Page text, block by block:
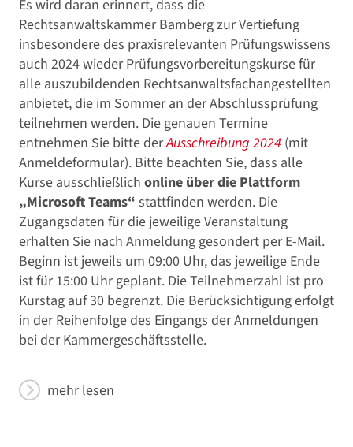
Es wird daran erinnert, dass die
Rechtsanwaltskammer Bamberg zur Vertiefung
insbesondere des praxisrelevanten Prüfungswissens
auch 2024 wieder Prüfungsvorbereitungskurse für
alle auszubildenden Rechtsanwaltsfachangestellten
anbietet, die im Sommer an der Abschlussprüfung
teilnehmen werden. Die genauen Termine
entnehmen Sie bitte derAusschreibung 2024 (mit
Anmeldeformular). Bitte beachten Sie, dass alle
Kurse ausschließlich online über die Plattform
„Microsoft Teams“ stattfinden werden. Die
Zugangsdaten für die jeweilige Veranstaltung
erhalten Sie nach Anmeldung gesondert per E-Mail.
Beginn ist jeweils um 09:00 Uhr, das jeweilige Ende
ist für 15:00 Uhr geplant. Die Teilnehmerzahl ist pro
Kurstag auf 30 begrenzt. Die Berücksichtigung erfolgt
in der Reihenfolge des Eingangs der Anmeldungen
bei der Kammergeschäftsstelle.
mehr lesen